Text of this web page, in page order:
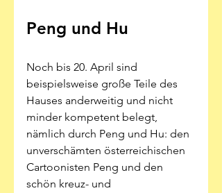
Peng und Hu
Noch bis 20. April sind
beispielsweise große Teile des
Hauses anderweitig und nicht
minder kompetent belegt,
nämlich durch Peng und Hu: den
unverschämten österreichischen
Cartoonisten Peng und den
schön kreuz- und